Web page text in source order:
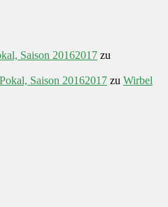
Saison 20162017 zu
Saison 20162017 zu Wirbel